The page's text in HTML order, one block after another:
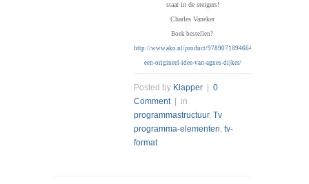
staat in de steigers!
Charles Vaneker
Boek bestellen?
http://www.ako.nl/product/9789071894664/naar-
een-origineel-idee-van-agnes-dijker/
Posted by Klapper
0
Comment| in
programmastructuur, Tv
programma-elementen, tv-
format